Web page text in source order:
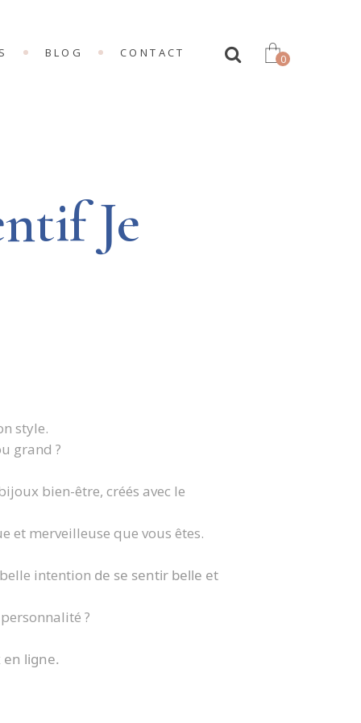
BLOG CONTACT 0
Je
style.
grand ?
bien-être, créés avec le
et merveilleuse que vous êtes.
intention de se sentir belle et
?
ligne.